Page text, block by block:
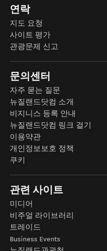
연락
지도 요청
사이트 평가
관광문제 신고
문의센터
자주 묻는 질문
뉴질랜드닷컴 소개
비지니스 등록 안내
뉴질랜드닷컴 링크 걸기
이용약관
개인정보보호 정책
쿠키
관련 사이트
미디어
비주얼 라이브러리
트레이드
Business Events